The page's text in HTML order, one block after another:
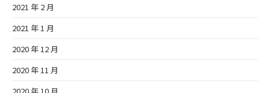
2021 年 2 月
2021 年 1 月
2020 年 12 月
2020 年 11 月